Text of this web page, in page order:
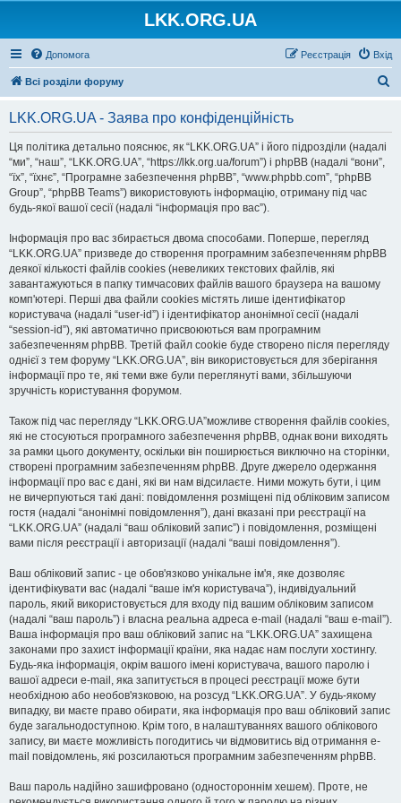
LKK.ORG.UA
Допомога Вхід
Реєстрація
Всі розділи форуму
LKK.ORG.UA - Заява про конфіденційність
Ця політика детально пояснює, як “LKK.ORG.UA” і його підрозділи (надалі
“ми”, “наш”, “LKK.ORG.UA”, “https://lkk.org.ua/forum”) і phpBB (надалі “вони”,
“їх”, “їхнє”, “Програмне забезпечення phpBB”, “www.phpbb.com”, “phpBB
Group”, “phpBB Teams”) використовують інформацію, отриману під час
будь-якої вашої сесії (надалі “інформація про вас”).
Інформація про вас збирається двома способами. Поперше, перегляд
“LKK.ORG.UA” призведе до створення програмним забезпеченням phpBB
деякої кількості файлів cookies (невеликих текстових файлів, які
завантажуються в папку тимчасових файлів вашого браузера на вашому
комп'ютері. Перші два файли cookies містять лише ідентифікатор
користувача (надалі “user-id”) і ідентифікатор анонімної сесії (надалі
“session-id”), які автоматично присвоюються вам програмним
забезпеченням phpBB. Третій файл cookie буде створено після перегляду
однієї з тем форуму “LKK.ORG.UA”, він використовується для зберігання
інформації про те, які теми вже були переглянуті вами, збільшуючи
зручність користування форумом.
Також під час перегляду “LKK.ORG.UA”можливе створення файлів cookies,
які не стосуються програмного забезпечення phpBB, однак вони виходять
за рамки цього документу, оскільки він поширюється виключно на сторінки,
створені програмним забезпеченням phpBB. Друге джерело одержання
інформації про вас є дані, які ви нам відсилаєте. Ними можуть бути, і цим
не вичерпуються такі дані: повідомлення розміщені під обліковим записом
гостя (надалі “анонімні повідомлення”), дані вказані при реєстрації на
“LKK.ORG.UA” (надалі “ваш обліковий запис”) і повідомлення, розміщені
вами після реєстрації і авторизації (надалі “ваші повідомлення”).
Ваш обліковий запис - це обов'язково унікальне ім'я, яке дозволяє
ідентифікувати вас (надалі “ваше ім'я користувача”), індивідуальний
пароль, який використовується для входу під вашим обліковим записом
(надалі “ваш пароль”) і власна реальна адреса e-mail (надалі “ваш e-mail”).
Ваша інформація про ваш обліковий запис на “LKK.ORG.UA” захищена
законами про захист інформації країни, яка надає нам послуги хостингу.
Будь-яка інформація, окрім вашого імені користувача, вашого паролю і
вашої адреси e-mail, яка запитується в процесі реєстрації може бути
необхідною або необов'язковою, на розсуд “LKK.ORG.UA”. У будь-якому
випадку, ви маєте право обирати, яка інформація про ваш обліковий запис
буде загальнодоступною. Крім того, в налаштуваннях вашого облікового
запису, ви маєте можливість погодитись чи відмовитись від отримання e-
mail повідомлень, які розсилаються програмним забезпеченням phpBB.
Ваш пароль надійно зашифровано (одностороннім хешем). Проте, не